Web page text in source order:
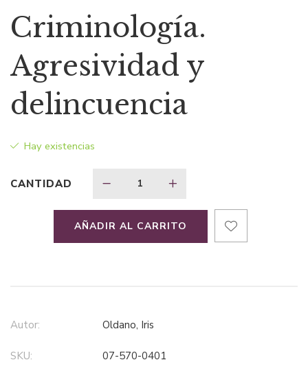
precio
original
era:
$91,40.
precio
actual
es:
$59,41.
Criminología.
Agresividad y
delincuencia
Hay existencias
CANTIDAD
AÑADIR AL CARRITO
Autor: Oldano, Iris
SKU: 07-570-0401